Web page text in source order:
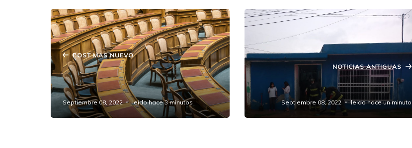
POST MAS NUEVO
Los Juegos Gobernador
parlamentario
Septiembre 08, 2022 leido hace 3 minutos
NOTICIAS ANTIGUAS
Reportan inundaciones en Amozoc
Septiembre 08, 2022 leido hace un minuto